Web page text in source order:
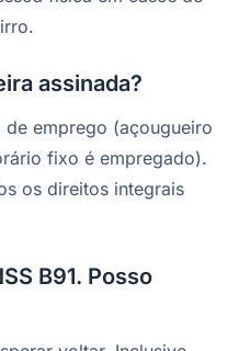
assinada?
emprego (açougueiro
fixo é empregado).
os direitos integrais
B91. Posso